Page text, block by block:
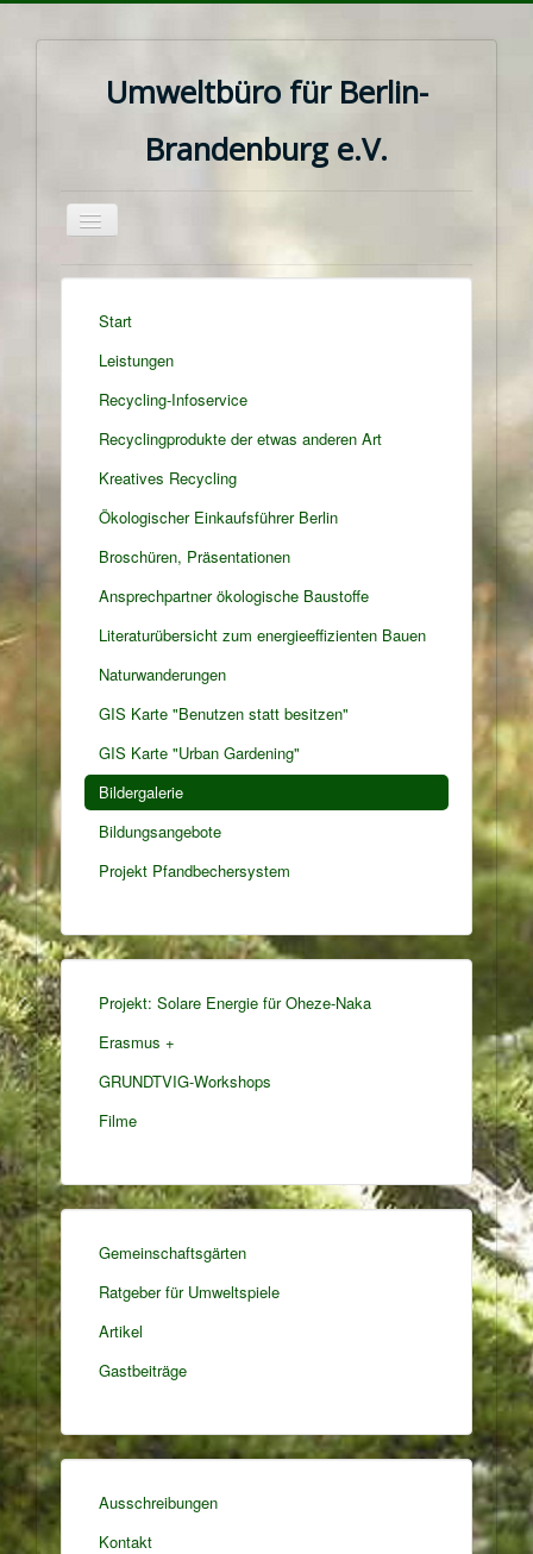
Umweltbüro für Berlin-
Brandenburg e.V.
Navigation
Start
Leistungen
Recycling-Infoservice
Recyclingprodukte der etwas anderen Art
Kreatives Recycling
Ökologischer Einkaufsführer Berlin
Broschüren, Präsentationen
Ansprechpartner ökologische Baustoffe
Literaturübersicht zum energieeffizienten Bauen
Naturwanderungen
GIS Karte "Benutzen statt besitzen"
GIS Karte "Urban Gardening"
Bildergalerie
Bildungsangebote
Projekt Pfandbechersystem
Projekt: Solare Energie für Oheze-Naka
Erasmus +
GRUNDTVIG-Workshops
Filme
Gemeinschaftsgärten
Ratgeber für Umweltspiele
Artikel
Gastbeiträge
Ausschreibungen
Kontakt